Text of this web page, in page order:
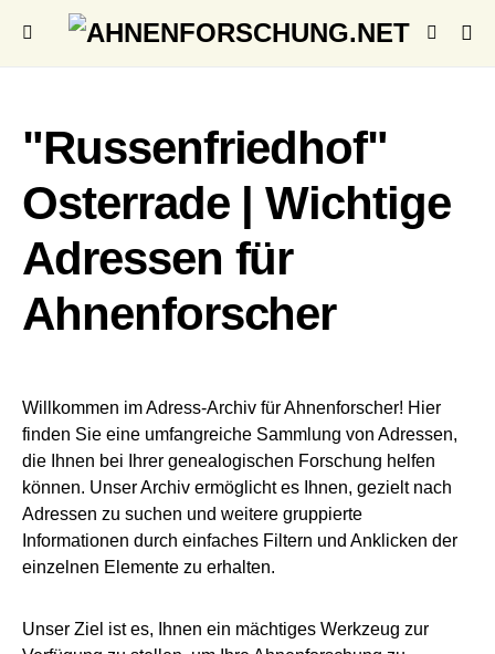
"Russenfriedhof"
Osterrade | Wichtige
Adressen für
Ahnenforscher
Willkommen im Adress-Archiv für Ahnenforscher! Hier
finden Sie eine umfangreiche Sammlung von Adressen,
die Ihnen bei Ihrer genealogischen Forschung helfen
können. Unser Archiv ermöglicht es Ihnen, gezielt nach
Adressen zu suchen und weitere gruppierte
Informationen durch einfaches Filtern und Anklicken der
einzelnen Elemente zu erhalten.
Unser Ziel ist es, Ihnen ein mächtiges Werkzeug zur